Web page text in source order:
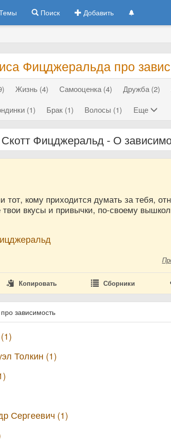
Поиск Добавить
Фицджеральда про
Жизнь (4) Самооценка (4) Дружба (2)
(1)
Брак (1) Волосы (1) Еще
Фицджеральд - О
кому приходится думать за тебя,
твои вкусы и привычки, по-своему
Копировать Сборники
зависимость
Толкин (1)
Сергеевич (1)